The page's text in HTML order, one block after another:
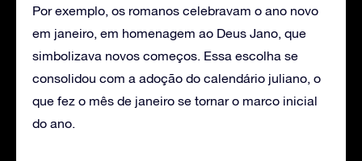
Por exemplo, os romanos celebravam o ano novo
em janeiro, em homenagem ao Deus Jano, que
simbolizava novos começos. Essa escolha se
consolidou com a adoção do calendário juliano, o
que fez o mês de janeiro se tornar o marco inicial
do ano.